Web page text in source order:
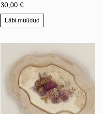
30,00 €
Läbi müüdud